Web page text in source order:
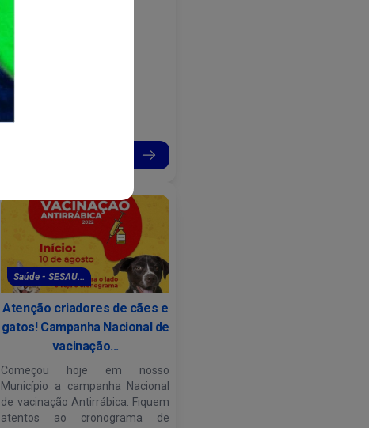
Saúde - SESAU...
Atenção criadores de cães e
gatos! Campanha Nacional de
vacinação...
Começou hoje em nosso
Município a campanha Nacional
de vacinação Antirrábica. Fiquem
atentos ao cronograma de